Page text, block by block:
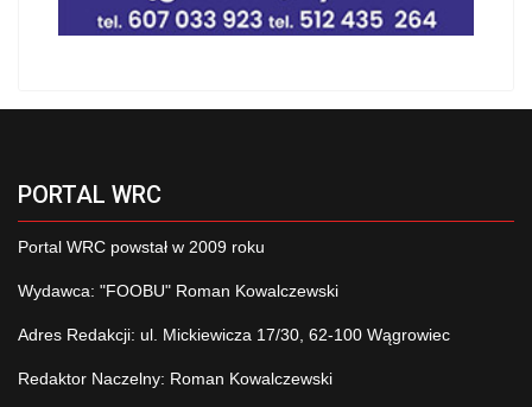
PORTAL WRC
Portal WRC powstał w 2009 roku
Wydawca: "FOOBU" Roman Kowalczewski
Adres Redakcji: ul. Mickiewicza 17/30, 62-100 Wągrowiec
Redaktor Naczelny: Roman Kowalczewski